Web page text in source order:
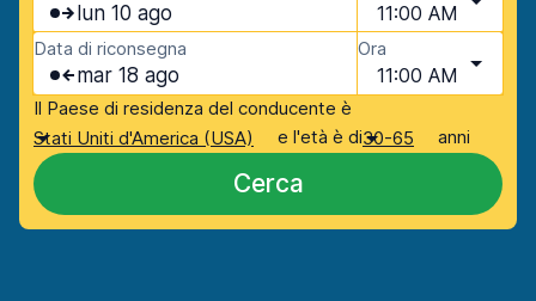
lun 10 ago 11:00 AM
Data di riconsegna
mar 18 ago
Ora
11:00 AM
Il Paese di residenza del conducente è
Stati Uniti d'America (USA)
e l'età è di30-65 anni
Cerca